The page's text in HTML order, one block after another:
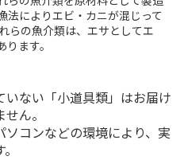
法によりエビ・カニが混じって
らの魚介類は、エサとしてエ
ます。
ない「小道具類」はお届け
ん。
コンなどの環境により、実